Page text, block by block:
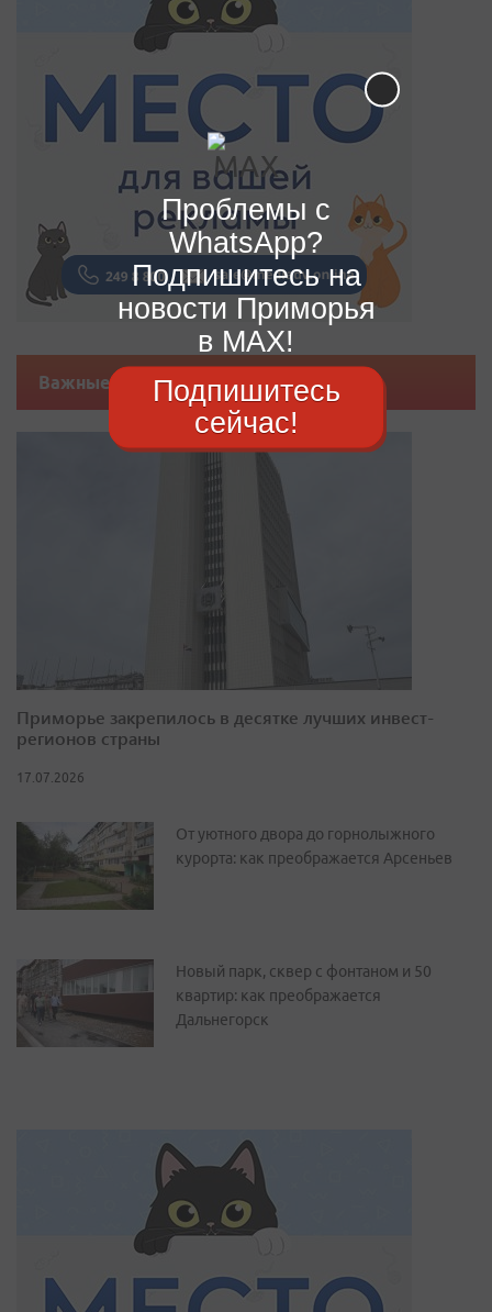
Важные новости
Приморье закрепилось в десятке лучших инвест-
регионов страны
17.07.2026
От уютного двора до горнолыжного
курорта: как преображается Арсеньев
Новый парк, сквер с фонтаном и 50
квартир: как преображается
Дальнегорск
Проблемы с
WhatsApp?
Подпишитесь на
новости Приморья
в MAX!
Подпишитесь
сейчас!